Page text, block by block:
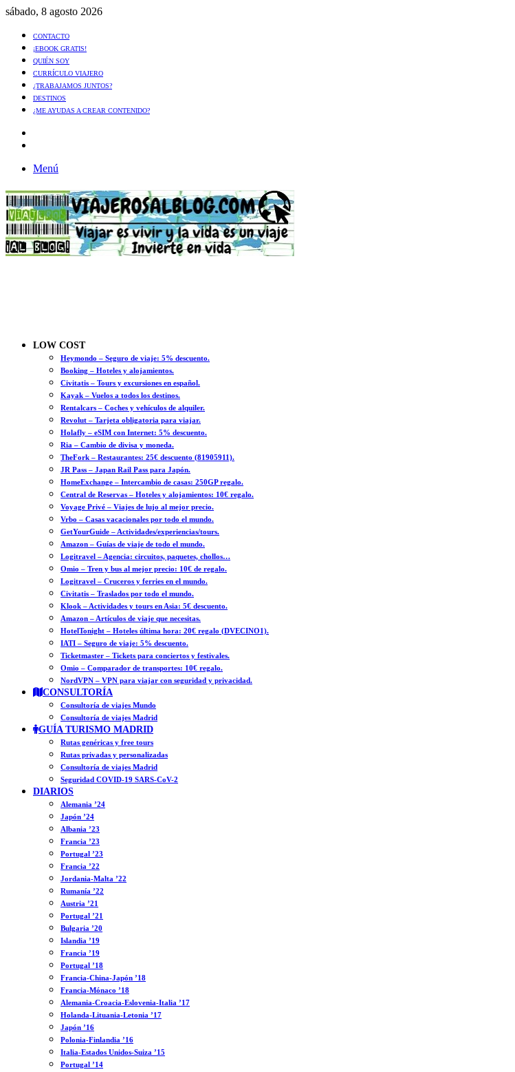
sábado, 8 agosto 2026
CONTACTO
¡EBOOK GRATIS!
QUIÉN SOY
CURRÍCULO VIAJERO
¿TRABAJAMOS JUNTOS?
DESTINOS
¿ME AYUDAS A CREAR CONTENIDO?
Menú
LOW COST
Heymondo – Seguro de viaje: 5% descuento.
Booking – Hoteles y alojamientos.
Civitatis – Tours y excursiones en español.
Kayak – Vuelos a todos los destinos.
Rentalcars – Coches y vehículos de alquiler.
Revolut – Tarjeta obligatoria para viajar.
Holafly – eSIM con Internet: 5% descuento.
Ria – Cambio de divisa y moneda.
TheFork – Restaurantes: 25€ descuento (81905911).
JR Pass – Japan Rail Pass para Japón.
HomeExchange – Intercambio de casas: 250GP regalo.
Central de Reservas – Hoteles y alojamientos: 10€ regalo.
Voyage Privé – Viajes de lujo al mejor precio.
Vrbo – Casas vacacionales por todo el mundo.
GetYourGuide – Actividades/experiencias/tours.
Amazon – Guías de viaje de todo el mundo.
Logitravel – Agencia: circuitos, paquetes, chollos…
Omio – Tren y bus al mejor precio: 10€ de regalo.
Logitravel – Cruceros y ferries en el mundo.
Civitatis – Traslados por todo el mundo.
Klook – Actividades y tours en Asia: 5€ descuento.
Amazon – Artículos de viaje que necesitas.
HotelTonight – Hoteles última hora: 20€ regalo (DVECINO1).
IATI – Seguro de viaje: 5% descuento.
Ticketmaster – Tickets para conciertos y festivales.
Omio – Comparador de transportes: 10€ regalo.
NordVPN – VPN para viajar con seguridad y privacidad.
CONSULTORÍA
Consultoría de viajes Mundo
Consultoría de viajes Madrid
GUÍA TURISMO MADRID
Rutas genéricas y free tours
Rutas privadas y personalizadas
Consultoría de viajes Madrid
Seguridad COVID-19 SARS-CoV-2
DIARIOS
Alemania ’24
Japón ’24
Albania ’23
Francia ’23
Portugal ’23
Francia ’22
Jordania-Malta ’22
Rumanía ’22
Austria ’21
Portugal ’21
Bulgaria ’20
Islandia ’19
Francia ’19
Portugal ’18
Francia-China-Japón ’18
Francia-Mónaco ’18
Alemania-Croacia-Eslovenia-Italia ’17
Holanda-Lituania-Letonia ’17
Japón ’16
Polonia-Finlandia ’16
Italia-Estados Unidos-Suiza ’15
Portugal ’14